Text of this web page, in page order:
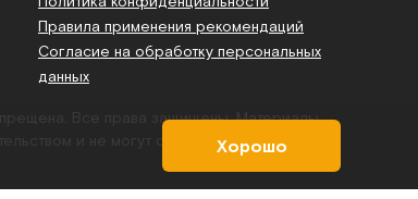
Правила применения рекомендаций
Согласие на обработку персональных
данных
Все права защищены.Материалы,
и не могут служить основанием для
Хорошо